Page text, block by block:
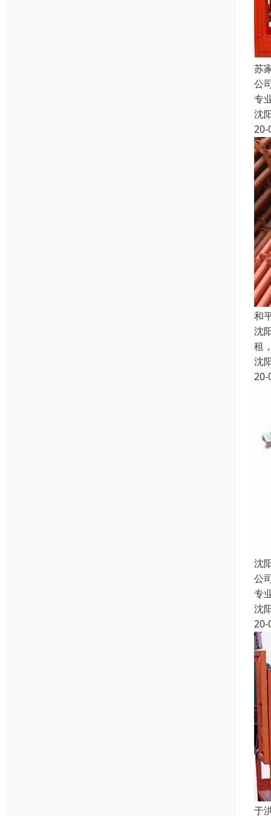
苏
公
专
沈
20-
和
沈
租
沈
20-
沈
公
专
沈
20-
于